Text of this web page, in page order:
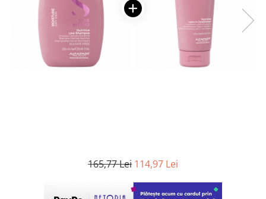
165,77 Lei 114,97 Lei